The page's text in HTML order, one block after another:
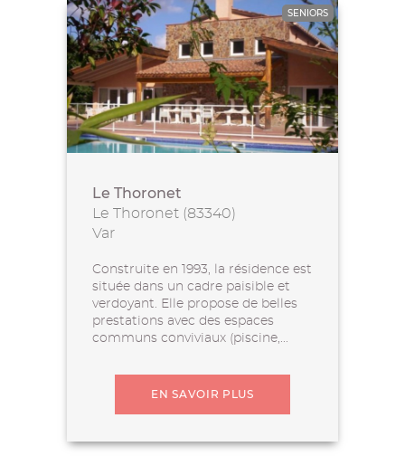
SENIORS
Le Thoronet
Le Thoronet (83340)
Var
Construite en 1993, la résidence est
située dans un cadre paisible et
verdoyant. Elle propose de belles
prestations avec des espaces
communs conviviaux (piscine,...
EN SAVOIR PLUS